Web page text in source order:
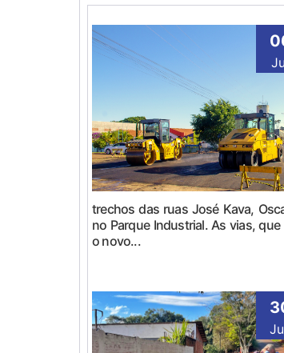
trechos das ruas José Kava,
no Parque Industrial. As vias,
o novo...